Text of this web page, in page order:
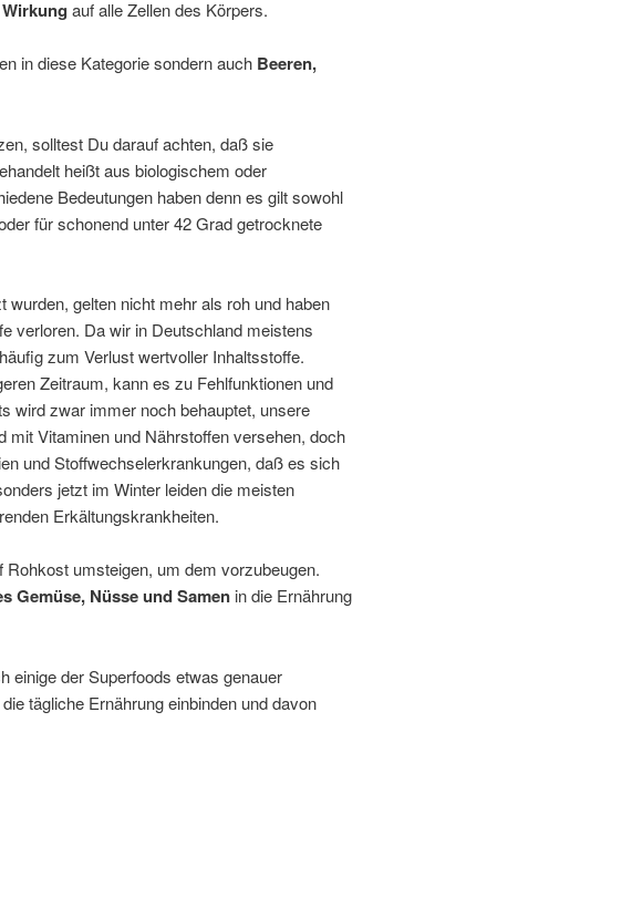
auf alle Zellen des Körpers.
in diese Kategorie sondern auch Beeren,
solltest Du darauf achten, daß sie
heißt aus biologischem oder
Bedeutungen haben denn es gilt sowohl
für schonend unter 42 Grad getrocknete
gelten nicht mehr als roh und haben
verloren. Da wir in Deutschland meistens
zum Verlust wertvoller Inhaltsstoffe.
Zeitraum, kann es zu Fehlfunktionen und
wird zwar immer noch behauptet, unsere
Vitaminen und Nährstoffen versehen, doch
und Stoffwechselerkrankungen, daß es sich
jetzt im Winter leiden die meisten
Erkältungskrankheiten.
umsteigen, um dem vorzubeugen.
Gemüse, Nüsse und Samen in die Ernährung
einige der Superfoods etwas genauer
tägliche Ernährung einbinden und davon